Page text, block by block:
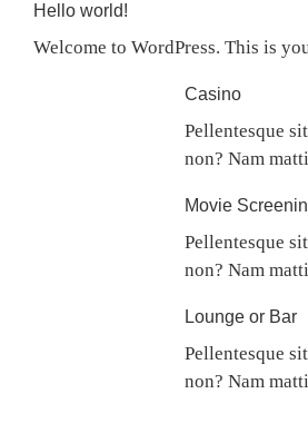
Hello world!
Welcome to WordPress. This is
Casino
Pellentesque
non? Nam
Movie
Pellentesque
non? Nam
Lounge or Bar
Pellentesque
non? Nam